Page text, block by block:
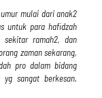
mulai dari anak2
untuk para hafidzah
sekitar ramah2, dan
zaman sekarang,
pro dalam bidang
yg sangat berkesan.